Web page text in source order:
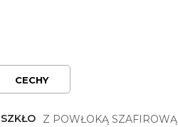
CECHY
SZKŁO
Z POWŁOKĄ SZAFIROWĄ